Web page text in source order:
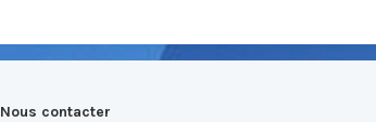
Nous contacter